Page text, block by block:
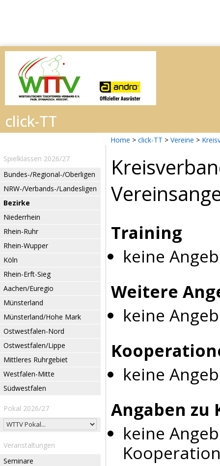
Home > click-TT > Vereine >
Spielklassen 2026/27
Bundes-/Regional-/Oberligen
NRW-/Verbands-/Landesligen
Bezirke
Niederrhein
Rhein-Ruhr
Rhein-Wupper
Köln
Rhein-Erft-Sieg
Aachen/Euregio
Münsterland
Münsterland/Hohe Mark
Ostwestfalen-Nord
Ostwestfalen/Lippe
Mittleres Ruhrgebiet
Westfalen-Mitte
Südwestfalen
Pokal 2026/27
Veranstaltungen
Seminare
Training
keine
Weitere
keine
keine
Angaben
keine